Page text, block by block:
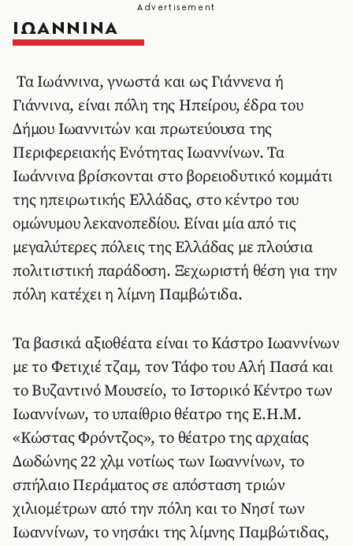
ΙΩΑΝΝΙΝΑ
Τα Ιωάννινα, γνωστά και ως Γιάννενα ή
Γιάννινα, είναι πόλη της Ηπείρου, έδρα του
Δήμου Ιωαννιτών και πρωτεύουσα της
Περιφερειακής Ενότητας Ιωαννίνων. Τα
Ιωάννινα βρίσκονται στο βορειοδυτικό κομμάτι
της ηπειρωτικής Ελλάδας, στο κέντρο του
ομώνυμου λεκανοπεδίου. Είναι μία από τις
μεγαλύτερες πόλεις της Ελλάδας με πλούσια
πολιτιστική παράδοση. Ξεχωριστή θέση για την
πόλη κατέχει η λίμνη Παμβώτιδα.
Τα βασικά αξιοθέατα είναι το Κάστρο Ιωαννίνων
με το Φετιχιέ τζαμ, τον Τάφο του Αλή Πασά και
το Βυζαντινό Μουσείο, το Ιστορικό Κέντρο των
Ιωαννίνων, το υπαίθριο θέατρο της Ε.Η.Μ.
«Κώστας Φρόντζος», το θέατρο της αρχαίας
Δωδώνης 22 χλμ νοτίως των Ιωαννίνων, το
σπήλαιο Περάματος σε απόσταση τριών
χιλιομέτρων από την πόλη και το Νησί των
Ιωαννίνων, το νησάκι της λίμνης Παμβώτιδας,